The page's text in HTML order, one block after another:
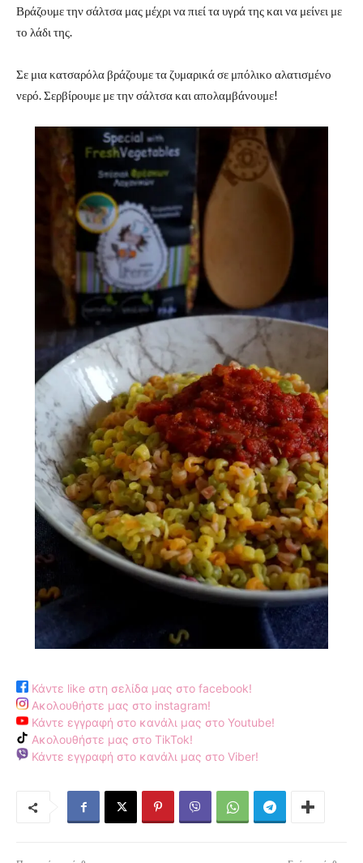
Βράζουμε την σάλτσα μας μέχρι να πιεί τα υγρά της και να μείνει με
το λάδι της.
Σε μια κατσαρόλα βράζουμε τα ζυμαρικά σε μπόλικο αλατισμένο
νερό. Σερβίρουμε με την σάλτσα και απολαμβάνουμε!
Κάντε like στη σελίδα μας στο facebook!
Ακολουθήστε μας στο instagram!
Κάντε εγγραφή στο κανάλι μας στο Youtube!
Ακολουθήστε μας στο TikTok!
Κάντε εγγραφή στο κανάλι μας στο Viber!